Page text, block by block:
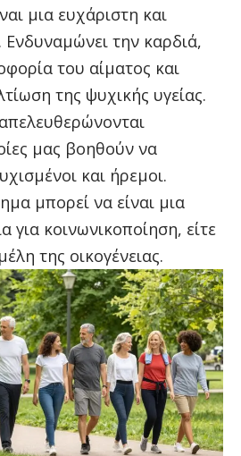
μια ευχάριστη και
Ενδυναμώνει την καρδιά,
του αίματος και
της ψυχικής υγείας.
μας βοηθούν να
και ήρεμοι.
μπορεί να είναι μια
για κοινωνικοποίηση, είτε
της οικογένειας.